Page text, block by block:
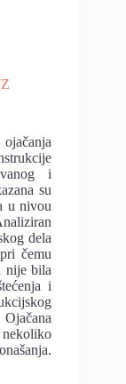
i
su
u nivou
dela
čemu
nije bila
i